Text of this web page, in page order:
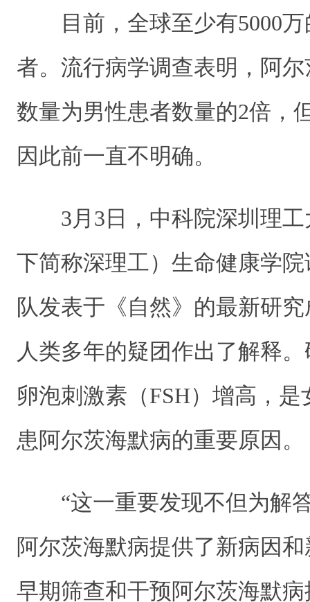
目前，全球至少有5000万
者。流行病学调查表明，阿
数量为男性患者数量的2倍，
因此前一直不明确。
3月3日，中科院深圳理工
下简称深理工）生命健康学
队发表于《自然》的最新研
人类多年的疑团作出了解释
卵泡刺激素（FSH）增高，
患阿尔茨海默病的重要原因。
“这一重要发现不但为解
阿尔茨海默病提供了新病因
早期筛查和干预阿尔茨海默